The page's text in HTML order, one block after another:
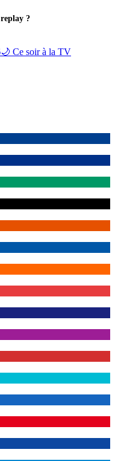
?
🌙 Ce soir à la TV